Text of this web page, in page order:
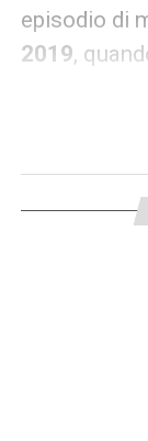
episodio di
2019,
per andare
ha fatto